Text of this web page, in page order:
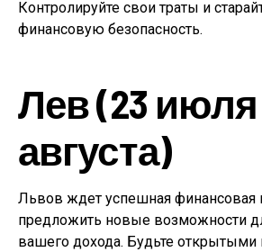
Контролируйте свои траты и
финансовую безопасность.
Лев (23 июля
августа)
Львов ждет успешная финансовая
предложить новые возможности
вашего дохода. Будьте